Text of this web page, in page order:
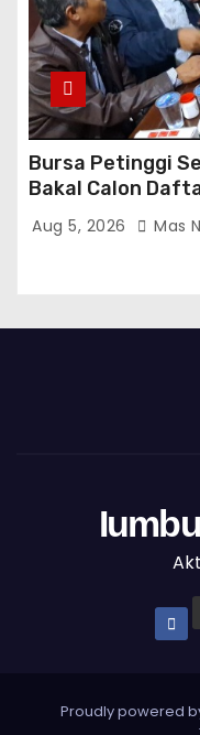
Bursa Petinggi
Bakal Calon
Desa hingga
Aug 5, 2026 Mas
Proudly powered